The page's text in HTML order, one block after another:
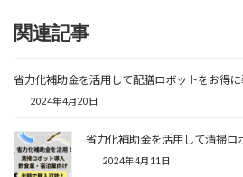
関連記事
省力化補助金を活用して配膳ロボットをお得に
2024年4月20日
省力化補助金を活用して清掃ロ
2024年4月11日